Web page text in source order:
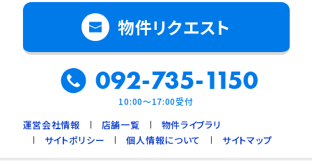
物件リクエスト
092-735-1150
10:00～17:00受付
運営会社情報 店舗一覧
物件ライブラリ
サイトポリシー
個人情報について サイトマップ